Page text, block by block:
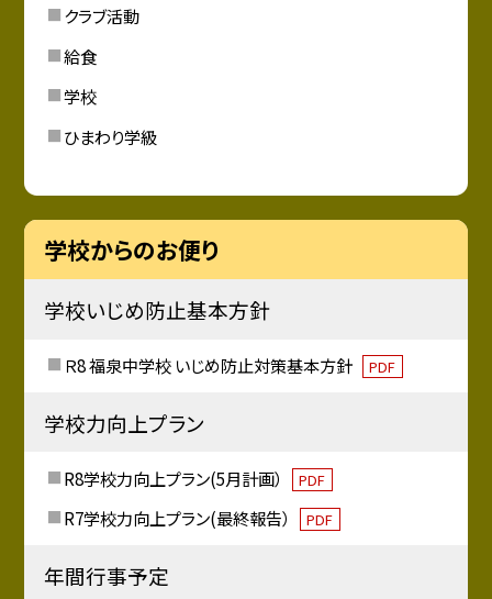
クラブ活動
給食
学校
ひまわり学級
学校からのお便り
学校いじめ防止基本方針
Ｒ8 福泉中学校 いじめ防止対策基本方針 PDF
学校力向上プラン
R8学校力向上プラン(5月計画） PDF
R7学校力向上プラン(最終報告） PDF
年間行事予定